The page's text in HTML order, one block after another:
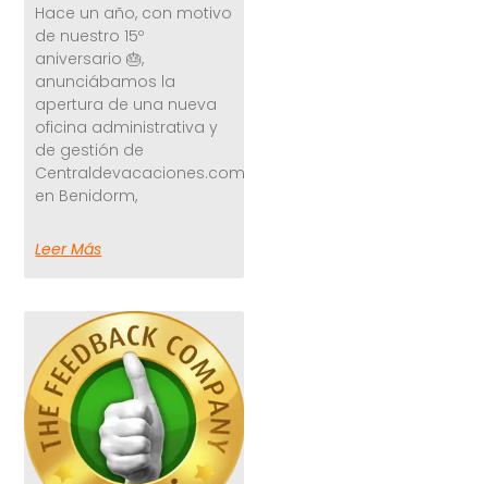
Hace un año, con motivo
de nuestro 15º
aniversario 🎂,
anunciábamos la
apertura de una nueva
oficina administrativa y
de gestión de
Centraldevacaciones.com
en Benidorm,
Leer Más